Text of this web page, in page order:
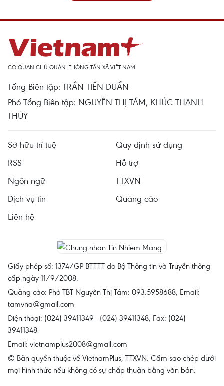
CƠ QUAN CHỦ QUẢN: THÔNG TẤN XÃ VIỆT NAM
Tổng Biên tập: TRẦN TIẾN DUẨN
Phó Tổng Biên tập: NGUYỄN THỊ TÁM, KHÚC THANH
THỦY
Sở hữu trí tuệ
Quy định sử dụng
RSS
Hỗ trợ
Ngôn ngữ
TTXVN
Dịch vụ tin
Quảng cáo
Liên hệ
Giấy phép số: 1374/GP-BTTTT do Bộ Thông tin và Truyền thông
cấp ngày 11/9/2008.
Quảng cáo: Phó TBT Nguyễn Thị Tám: 093.5958688, Email:
tamvna@gmail.com
Điện thoại: (024) 39411349 - (024) 39411348, Fax: (024)
39411348
Email: vietnamplus2008@gmail.com
© Bản quyền thuộc về VietnamPlus, TTXVN. Cấm sao chép dưới
mọi hình thức nếu không có sự chấp thuận bằng văn bản.